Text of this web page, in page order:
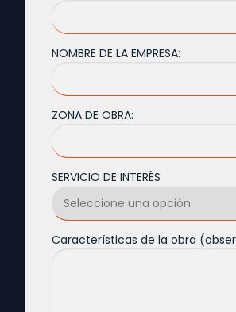
NOMBRE DE LA EMPRESA:
ZONA DE OBRA:
SERVICIO DE INTERÉS
Características de la obra